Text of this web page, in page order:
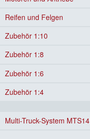
Reifen und Felgen
Zubehör 1:10
Zubehör 1:8
Zubehör 1:6
Zubehör 1:4
Multi-Truck-System MTS14